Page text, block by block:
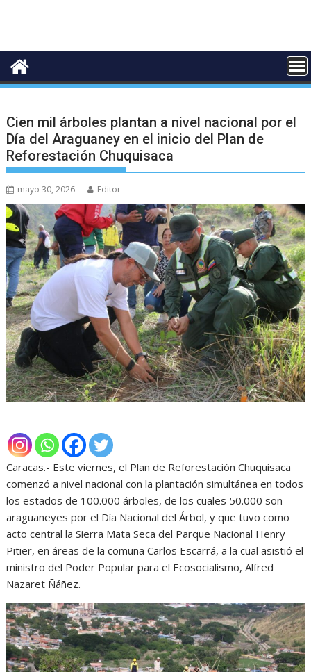
Cien mil árboles plantan a nivel nacional por el
Día del Araguaney en el inicio del Plan de
Reforestación Chuquisaca
mayo 30, 2026 Editor
Caracas.- Este viernes, el Plan de Reforestación Chuquisaca
comenzó a nivel nacional con la plantación simultánea en todos
los estados de 100.000 árboles, de los cuales 50.000 son
araguaneyes por el Día Nacional del Árbol, y que tuvo como
acto central la Sierra Mata Seca del Parque Nacional Henry
Pitier, en áreas de la comuna Carlos Escarrá, a la cual asistió el
ministro del Poder Popular para el Ecosocialismo, Alfred
Nazaret Ñáñez.